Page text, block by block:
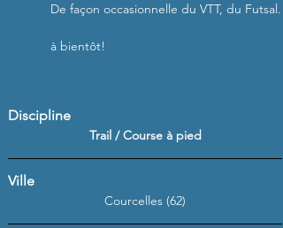
De façon occasionnelle du VTT, du Futsal.
à bientôt!
Discipline
Trail / Course à pied
Ville
Courcelles (62)